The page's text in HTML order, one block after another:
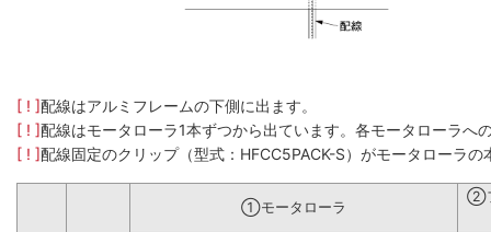
[ ! ]配線はアルミフレームの下側に出ます。
[ ! ]配線はモータローラ1本ずつから出ています。各モータローラへ
[ ! ]配線固定のクリップ（型式：HFCC5PACK-S）がモータローラ
①モータローラ
②